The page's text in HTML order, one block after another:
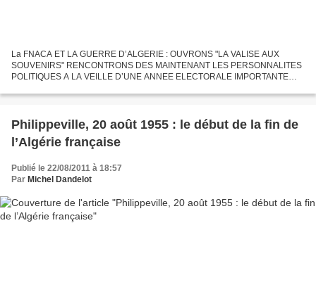
La FNACA ET LA GUERRE D’ALGERIE : OUVRONS "LA VALISE AUX
SOUVENIRS" RENCONTRONS DES MAINTENANT LES PERSONNALITES
POLITIQUES A LA VEILLE D’UNE ANNEE ELECTORALE IMPORTANTE
la...
Philippeville, 20 août 1955 : le début de la fin de
l’Algérie française
Publié le 22/08/2011 à 18:57
Par Michel Dandelot